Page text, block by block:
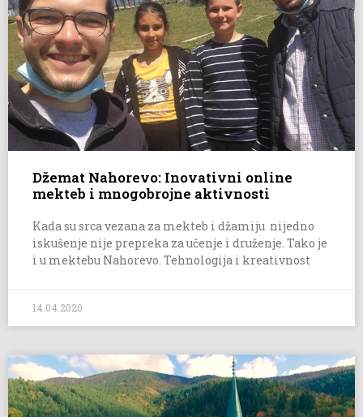
Džemat Nahorevo: Inovativni online
mekteb i mnogobrojne aktivnosti
Kada su srca vezana za mekteb i džamiju nijedno
iskušenje nije prepreka za učenje i druženje. Tako je
i u mektebu Nahorevo. Tehnologija i kreativnost
14.04.2020